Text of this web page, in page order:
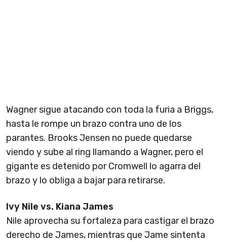
Wagner sigue atacando con toda la furia a Briggs,
hasta le rompe un brazo contra uno de los
parantes. Brooks Jensen no puede quedarse
viendo y sube al ring llamando a Wagner, pero el
gigante es detenido por Cromwell lo agarra del
brazo y lo obliga a bajar para retirarse.
Ivy Nile vs. Kiana James
Nile aprovecha su fortaleza para castigar el brazo
derecho de James, mientras que Jame sintenta